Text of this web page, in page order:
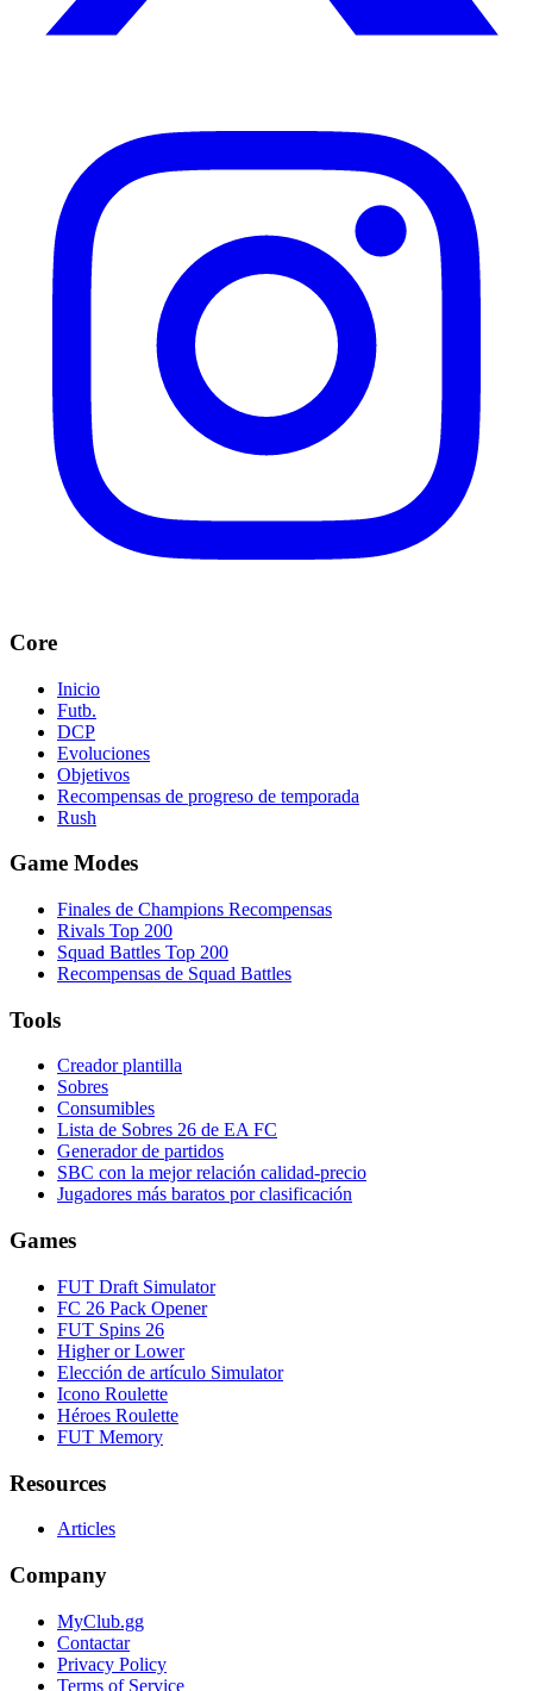
Core
Inicio
Futb.
DCP
Evoluciones
Objetivos
Recompensas de progreso de temporada
Rush
Game Modes
Finales de Champions Recompensas
Rivals Top 200
Squad Battles Top 200
Recompensas de Squad Battles
Tools
Creador plantilla
Sobres
Consumibles
Lista de Sobres 26 de EA FC
Generador de partidos
SBC con la mejor relación calidad-precio
Jugadores más baratos por clasificación
Games
FUT Draft Simulator
FC 26 Pack Opener
FUT Spins 26
Higher or Lower
Elección de artículo Simulator
Icono Roulette
Héroes Roulette
FUT Memory
Resources
Articles
Company
MyClub.gg
Contactar
Privacy Policy
Terms of Service